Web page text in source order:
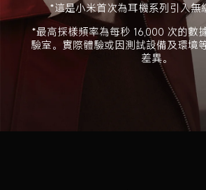
*這是小米首次為耳機系列引入無
*最高採樣頻率為每秒 16,000 次的數
驗室。實際體驗或因測試設備及環境
差異。